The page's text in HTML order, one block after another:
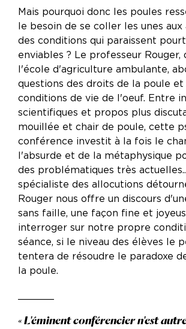
Mais pourquoi donc les poules
le besoin de se coller les unes aux
des conditions qui paraissent
enviables ? Le professeur Rouger,
l'école d'agriculture ambulante,
questions des droits de la poule et
conditions de vie de l'oeuf. Entre
scientifiques et propos plus
mouillée et chair de poule, cette
conférence investit à la fois le
l'absurde et de la métaphysique
des problématiques très
spécialiste des allocutions
Rouger nous offre un discours
sans faille, une façon fine et
interroger sur notre propre
séance, si le niveau des élèves le
tentera de résoudre le paradoxe
la poule.
« L'éminent conférencier n'est